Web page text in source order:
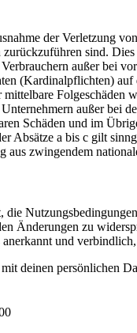
der Verletzung
zurückzuführen sind.
außer bei
(Kardinalpflichten) auf
Folgeschäden
außer bei
Schäden und im
Absätze a bis c gilt
aus zwingendem
die
Änderungen zu
und
deinen persönlichen